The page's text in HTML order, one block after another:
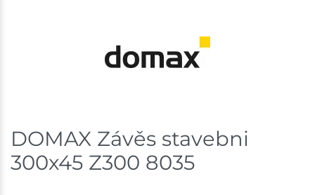
Skladem na prodejně - doručení do 7 dnů
Nové Město
Skladem na prodejně - doručení do 7 dnů
DOMAX Závěs stavebni
300x45 Z300 8035